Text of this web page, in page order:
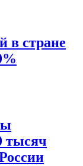
в стране
тысяч